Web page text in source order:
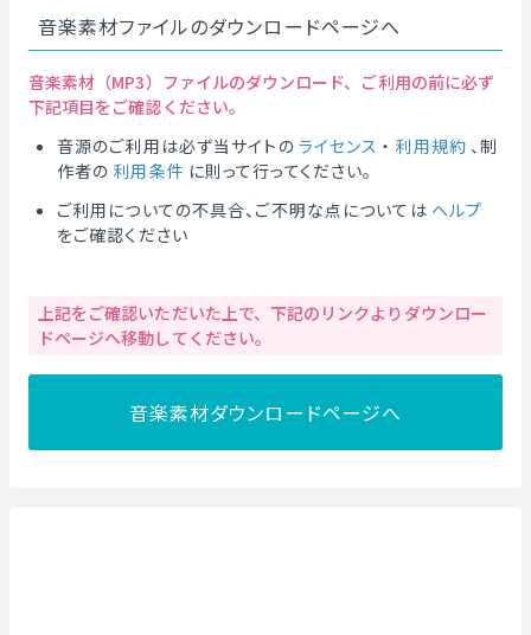
音楽素材ファイルのダウンロードページへ
音楽素材（MP3）ファイルのダウンロード、ご利用の前に必ず
下記項目をご確認ください。
音源のご利用は必ず当サイトの ライセンス ・ 利用規約 、制
作者の 利用条件 に則って行ってください。
ご利用についての不具合、ご不明な点については ヘルプ
をご確認ください
上記をご確認いただいた上で、下記のリンクよりダウンロー
ドページへ移動してください。
音楽素材ダウンロードページへ